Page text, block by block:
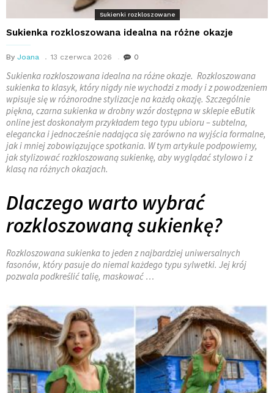
Sukienki rozkloszowane
Sukienka rozkloszowana idealna na różne okazje
By Joana 13 czerwca 2026 0
Sukienka rozkloszowana idealna na różne okazje. Rozkloszowana
sukienka to klasyk, który nigdy nie wychodzi z mody i z powodzeniem
wpisuje się w różnorodne stylizacje na każdą okazję. Szczególnie
piękna, czarna sukienka w drobny wzór dostępna w sklepie eButik
online jest doskonałym przykładem tego typu ubioru – subtelna,
elegancka i jednocześnie nadająca się zarówno na wyjścia formalne,
jak i mniej zobowiązujące spotkania. W tym artykule podpowiemy,
jak stylizować rozkloszowaną sukienkę, aby wyglądać stylowo i z
klasą na różnych okazjach.
Dlaczego warto wybrać
rozkloszowaną sukienkę?
Rozkloszowana sukienka to jeden z najbardziej uniwersalnych
fasonów, który pasuje do niemal każdego typu sylwetki. Jej krój
pozwala podkreślić talię, maskować …